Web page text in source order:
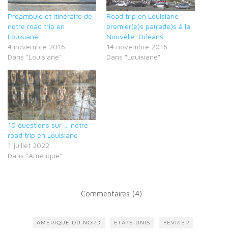
Préambule et itinéraire de
notre road trip en
Louisiane
4 novembre 2016
Dans "Louisiane"
Road trip en Louisiane :
premier(e)s pa(rade)s à la
Nouvelle-Orléans
14 novembre 2016
Dans "Louisiane"
10 questions sur … notre
road trip en Louisiane
1 juillet 2022
Dans "Amérique"
Commentaires (4)
AMÉRIQUE DU NORD ETATS-UNIS FÉVRIER